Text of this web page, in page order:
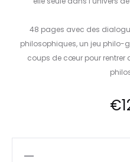
48 pages avec des
philosophiques, un jeu philo-
coups de cœur pour rentrer
€